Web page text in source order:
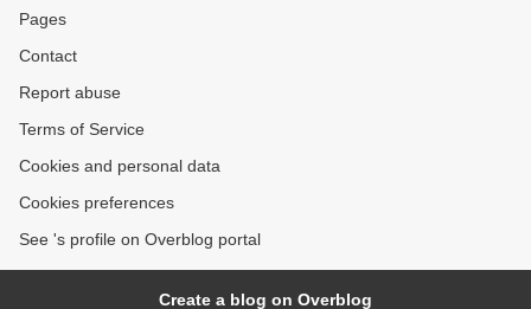
Pages
Contact
Report abuse
Terms of Service
Cookies and personal data
Cookies preferences
See 's profile on Overblog portal
Create a blog on Overblog